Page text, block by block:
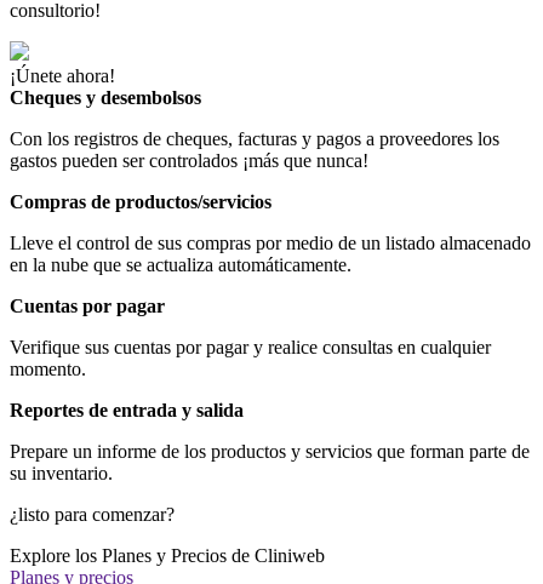
consultorio!
¡Únete ahora!
Cheques y desembolsos
Con los registros de cheques, facturas y pagos a proveedores los
gastos pueden ser controlados ¡más que nunca!
Compras de productos/servicios
Lleve el control de sus compras por medio de un listado almacenado
en la nube que se actualiza automáticamente.
Cuentas por pagar
Verifique sus cuentas por pagar y realice consultas en cualquier
momento.
Reportes de entrada y salida
Prepare un informe de los productos y servicios que forman parte de
su inventario.
¿listo para comenzar?
Explore los Planes y Precios de Cliniweb
Planes y precios